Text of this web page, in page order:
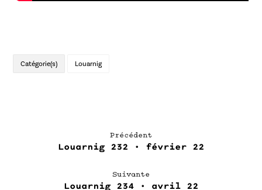
Catégorie(s) Louarnig
Précédent
Louarnig 232 • février 22
Suivante
Louarnig 234 • avril 22